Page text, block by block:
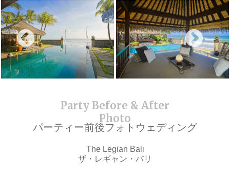
パーティー前後フォトウェディング
The Legian Bali
ザ・レギャン・バリ